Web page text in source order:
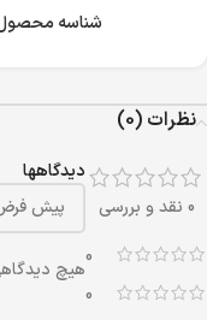
شناسه
نظرات (0)
0 نقد و بررسی
0
0
دیدگاهها
هیچ